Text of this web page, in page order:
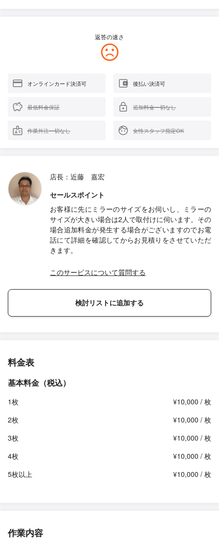
返答の速さ
オンラインカード決済可 後払い決済可
最低料金保証 追加料金一切なし
作業外注一切なし 女性スタッフ指定OK
店長：近藤 嘉宏
セールスポイント
お客様に先にミラーのサイズをお伺いし、ミラーの
サイズが大きい場合は2人で取付けに伺います。その
場合追加料金が発生する場合がございますのでお電
話にて詳細を確認してからお見積りをさせていただ
きます。
このサービスについて質問する
検討リストに追加する
料金表
基本料金（税込）
1枚
¥10,000 / 枚
2枚
¥10,000 / 枚
3枚
¥10,000 / 枚
4枚
¥10,000 / 枚
5枚以上
¥10,000 / 枚
作業内容